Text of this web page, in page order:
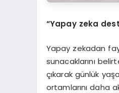
“Yapay zeka
Yapay zekadan
sunacaklarını
çıkarak günlük
ortamlarını daha